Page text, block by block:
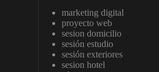
marketing digital
proyecto web
sesion domicilio
sesión estudio
sesión exteriores
sesion hotel